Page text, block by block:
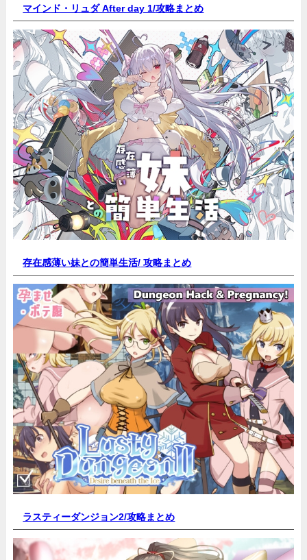
マインド・リュダ After day 1/攻略まとめ
存在感薄い妹との簡単生活/ 攻略まとめ
ラスティーダンジョン2/攻略まとめ